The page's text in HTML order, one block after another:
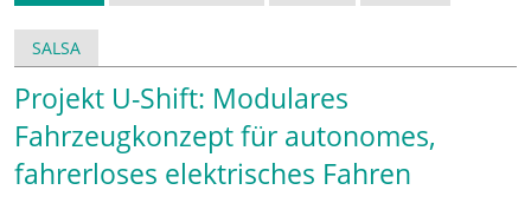
SALSA
Projekt U-Shift: Modulares
Fahrzeugkonzept für autonomes,
fahrerloses elektrisches Fahren